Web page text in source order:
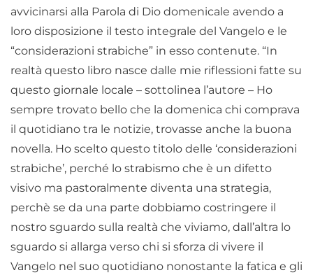
avvicinarsi alla Parola di Dio domenicale avendo a
loro disposizione il testo integrale del Vangelo e le
“considerazioni strabiche” in esso contenute. “In
realtà questo libro nasce dalle mie riflessioni fatte su
questo giornale locale – sottolinea l’autore – Ho
sempre trovato bello che la domenica chi comprava
il quotidiano tra le notizie, trovasse anche la buona
novella. Ho scelto questo titolo delle ‘considerazioni
strabiche’, perché lo strabismo che è un difetto
visivo ma pastoralmente diventa una strategia,
perchè se da una parte dobbiamo costringere il
nostro sguardo sulla realtà che viviamo, dall’altra lo
sguardo si allarga verso chi si sforza di vivere il
Vangelo nel suo quotidiano nonostante la fatica e gli